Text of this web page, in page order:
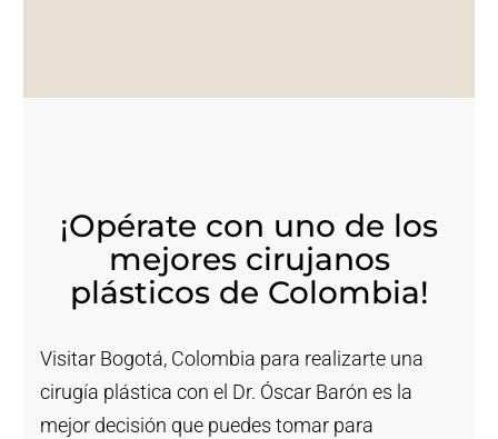
¡Opérate con uno de los
mejores cirujanos
plásticos de Colombia!
Visitar Bogotá, Colombia para realizarte una
cirugía plástica con el Dr. Óscar Barón es la
mejor decisión que puedes tomar para